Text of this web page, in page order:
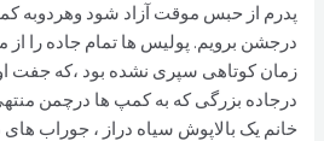
پدرم از حبس موقت آزاد شود وهردوبه
درجشن برویم. پولیس ها تمام جاده را از
زمان کوتاهی سپری نشده بود ،که جفت
درجاده بزرگی که به کمپ ها درچمن
خانم یک بالاپوش سیاه دراز ، جوراب های